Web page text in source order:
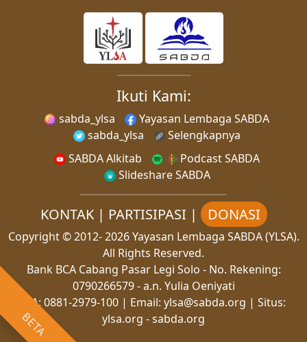
BETA
Ikuti Kami:
sabda_ylsa
Yayasan Lembaga SABDA
sabda_ylsa
Selengkapnya
SABDA Alkitab
Podcast SABDA
Slideshare SABDA
KONTAK| PARTISIPASI | DONASI
Copyright© 2012-2026Yayasan Lembaga SABDA (YLSA).
All Rights Reserved.
Bank BCA Cabang Pasar Legi Solo - No. Rekening:
0790266579 - a.n. Yulia Oeniyati
WA: 0881-2979-100| Email: ylsa@sabda.org | Situs:
ylsa.org -sabda.org